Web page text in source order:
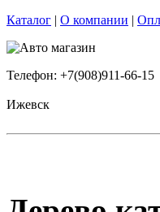
Каталог | О компании |
Телефон: +7(908)911-66-15
Ижевск